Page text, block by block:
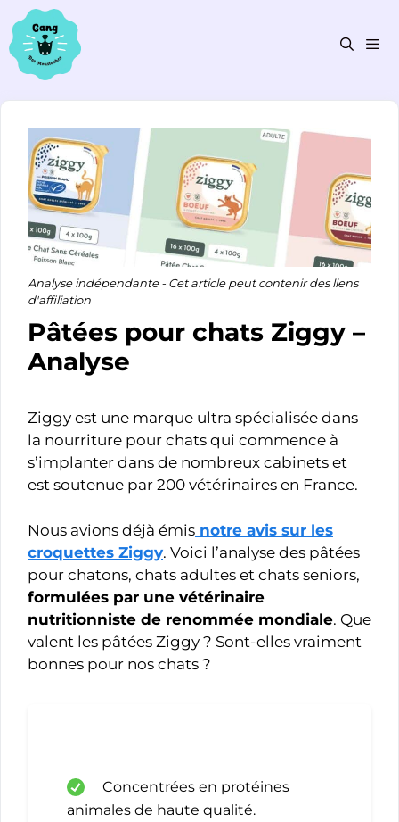
Aller
au
contenu
Analyse indépendante - Cet article peut contenir des liens
d'affiliation
Pâtées pour chats Ziggy –
Analyse
Ziggy est une marque ultra spécialisée dans
la nourriture pour chats qui commence à
s’implanter dans de nombreux cabinets et
est soutenue par 200 vétérinaires en France.
Nous avions déjà émis notre avis sur les
croquettes Ziggy. Voici l’analyse des pâtées
pour chatons, chats adultes et chats seniors,
formulées par une vétérinaire
nutritionniste de renommée mondiale. Que
valent les pâtées Ziggy ? Sont-elles vraiment
bonnes pour nos chats ?
Concentrées en protéines
animales de haute qualité.